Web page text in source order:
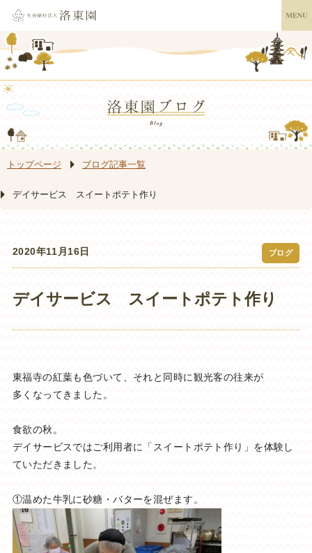
トップページ ブログ記事一覧
デイサービス スイートポテト作り
2020年11月16日 ブログ
デイサービス スイートポテト作り
東福寺の紅葉も色づいて、それと同時に観光客の往来が
多くなってきました。
食欲の秋。
デイサービスではご利用者に「スイートポテト作り」を体験し
ていただきました。
①温めた牛乳に砂糖・バターを混ぜます。